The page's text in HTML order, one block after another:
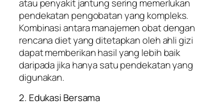
atau penyakit jantung sering memerlukan
pendekatan pengobatan yang kompleks.
Kombinasi antara manajemen obat dengan
rencana diet yang ditetapkan oleh ahli gizi
dapat memberikan hasil yang lebih baik
daripada jika hanya satu pendekatan yang
digunakan.
2. Edukasi Bersama